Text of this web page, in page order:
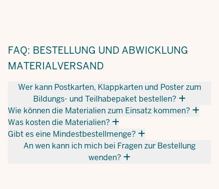
FAQ: BESTELLUNG UND ABWICKLUNG
MATERIALVERSAND
Wer kann Postkarten, Klappkarten und Poster zum
Bildungs- und Teilhabepaket bestellen?
Wie können die Materialien zum Einsatz kommen?
Was kosten die Materialien?
Gibt es eine Mindestbestellmenge?
An wen kann ich mich bei Fragen zur Bestellung
wenden?